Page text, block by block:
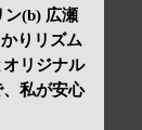
ン(b) 広瀬
りリズム
リジナル
私が安心